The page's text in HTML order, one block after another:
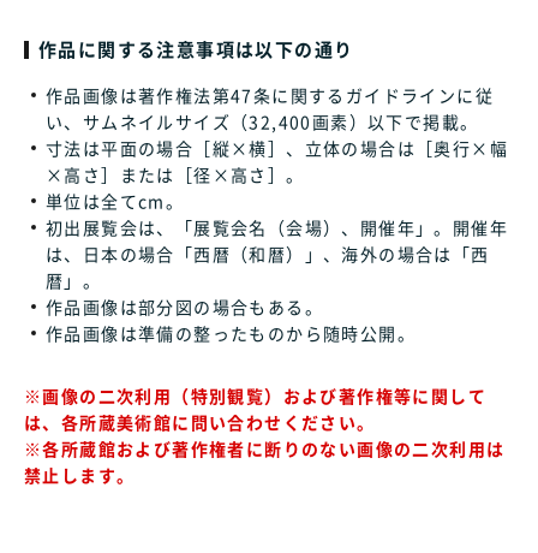
作品に関する注意事項は以下の通り
作品画像は著作権法第47条に関するガイドラインに従
い、サムネイルサイズ（32,400画素）以下で掲載。
寸法は平面の場合［縦×横］、立体の場合は［奥行×幅
×高さ］または［径×高さ］。
単位は全てcm。
初出展覧会は、「展覧会名（会場）、開催年」。開催年
は、日本の場合「西暦（和暦）」、海外の場合は「西
暦」。
作品画像は部分図の場合もある。
作品画像は準備の整ったものから随時公開。
※画像の二次利用（特別観覧）および著作権等に関して
は、各所蔵美術館に問い合わせください。
※各所蔵館および著作権者に断りのない画像の二次利用は
禁止します。